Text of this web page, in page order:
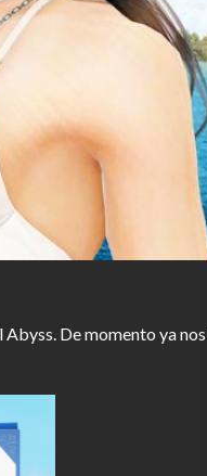
De momento ya